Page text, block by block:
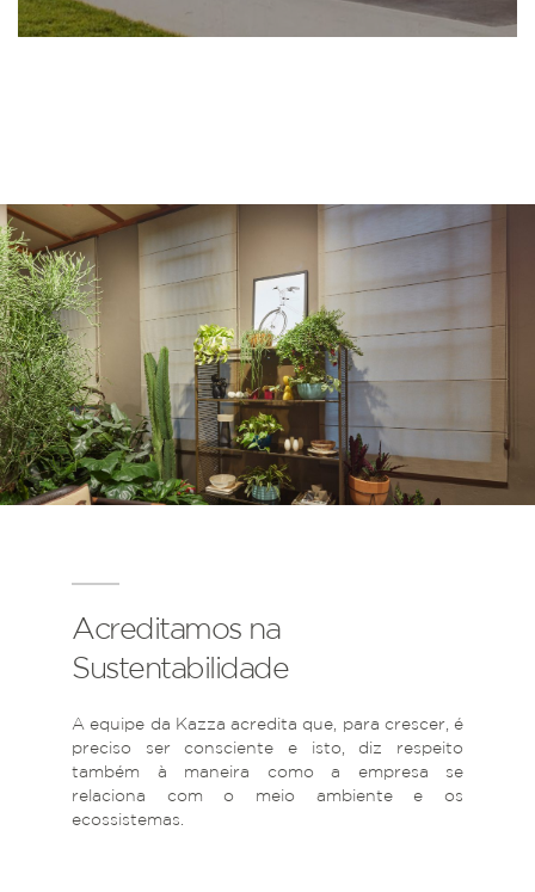
Acreditamos na
Sustentabilidade
A equipe da Kazza acredita que, para crescer, é
preciso ser consciente e isto, diz respeito
também à maneira como a empresa se
relaciona com o meio ambiente e os
ecossistemas.